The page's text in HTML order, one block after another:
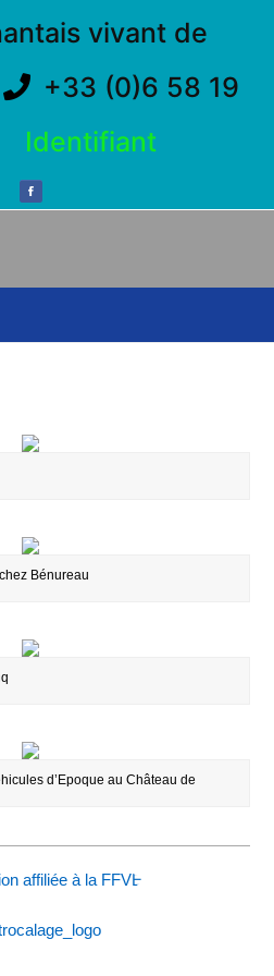
vivant de
+33 (0)6 58 19
Identifiant
Bénureau
d’Epoque au Château de